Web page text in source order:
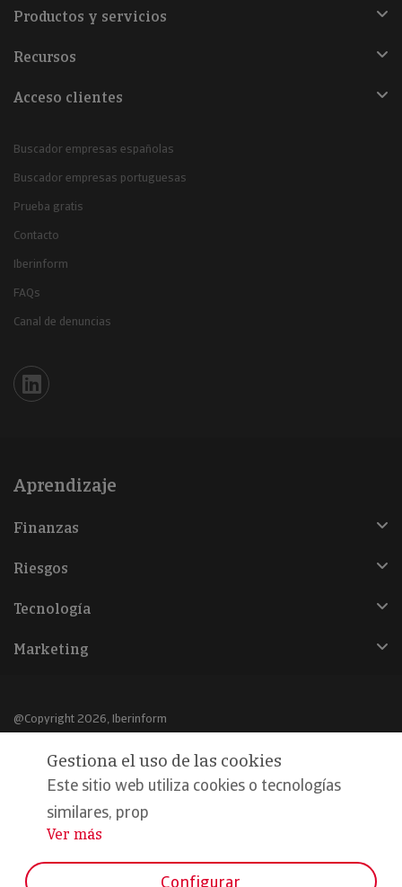
Productos y servicios
Recursos
Acceso clientes
Buscador empresas españolas
Buscador empresas portuguesas
Prueba gratis
Contacto
Iberinform
FAQs
Canal de denuncias
Iberinform en Linkedin
Aprendizaje
Finanzas
Riesgos
Tecnología
Marketing
@Copyright 2026, Iberinform
Aviso legal
Política de cookies
Declaración de privacidad
Gestiona el uso de las cookies
Este sitio web utiliza cookies o tecnologías
similares, prop
...
Ver más
Configurar